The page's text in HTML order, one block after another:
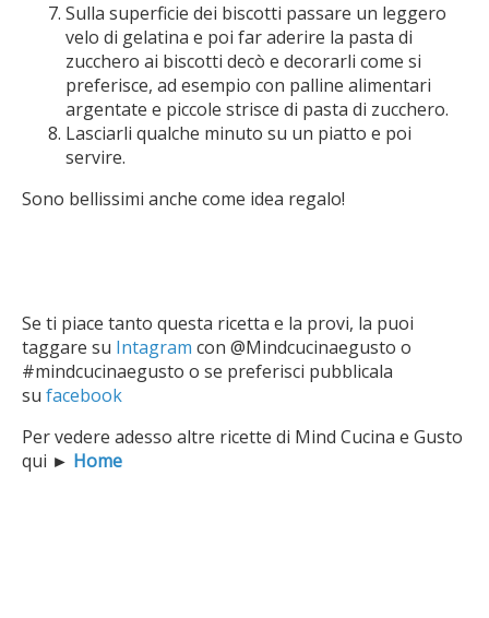
Sulla superficie dei biscotti passare un leggero
velo di gelatina e poi far aderire la pasta di
zucchero ai biscotti decò e decorarli come si
preferisce, ad esempio con palline alimentari
argentate e piccole strisce di pasta di zucchero.
Lasciarli qualche minuto su un piatto e poi
servire.
Sono bellissimi anche come idea regalo!
Se ti piace tanto questa ricetta e la provi, la puoi
taggare su Intagram con @Mindcucinaegusto o
#mindcucinaegusto o se preferisci pubblicala
su facebook
Per vedere adesso altre ricette di Mind Cucina e Gusto
qui ► Home